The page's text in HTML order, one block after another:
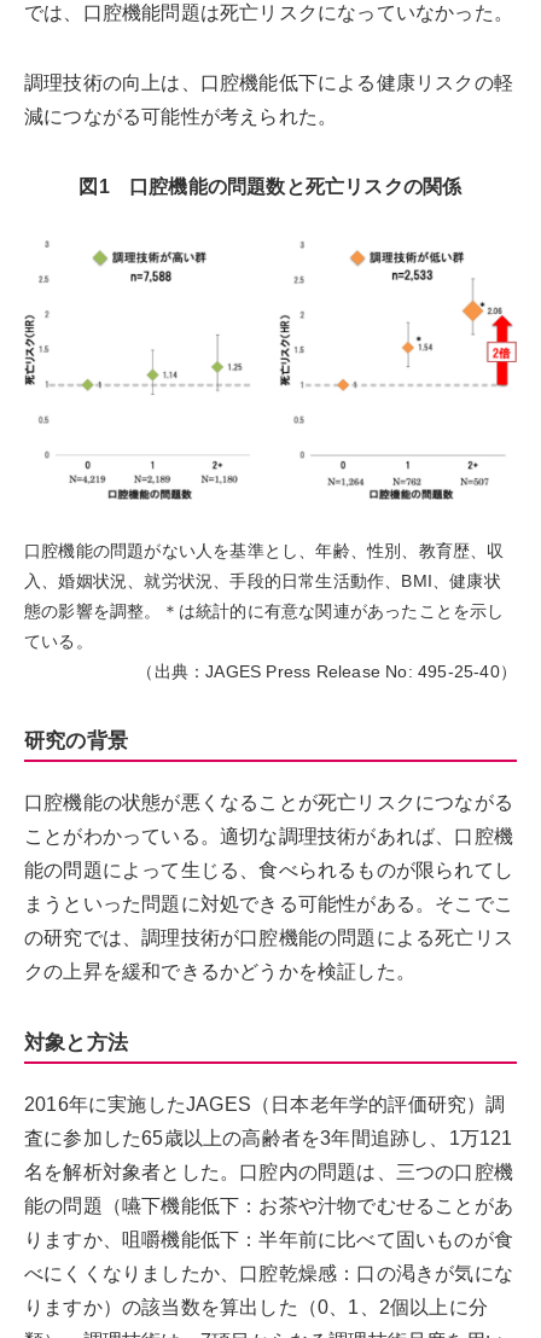
では、口腔機能問題は死亡リスクになっていなかった。
調理技術の向上は、口腔機能低下による健康リスクの軽
減につながる可能性が考えられた。
図1 口腔機能の問題数と死亡リスクの関係
口腔機能の問題がない人を基準とし、年齢、性別、教育歴、収
入、婚姻状況、就労状況、手段的日常生活動作、BMI、健康状
態の影響を調整。＊は統計的に有意な関連があったことを示し
ている。
（出典：JAGES Press Release No: 495-25-40）
研究の背景
口腔機能の状態が悪くなることが死亡リスクにつながる
ことがわかっている。適切な調理技術があれば、口腔機
能の問題によって生じる、食べられるものが限られてし
まうといった問題に対処できる可能性がある。そこでこ
の研究では、調理技術が口腔機能の問題による死亡リス
クの上昇を緩和できるかどうかを検証した。
対象と方法
2016年に実施したJAGES（日本老年学的評価研究）調
査に参加した65歳以上の高齢者を3年間追跡し、1万121
名を解析対象者とした。口腔内の問題は、三つの口腔機
能の問題（嚥下機能低下：お茶や汁物でむせることがあ
りますか、咀嚼機能低下：半年前に比べて固いものが食
べにくくなりましたか、口腔乾燥感：口の渇きが気にな
りますか）の該当数を算出した（0、1、2個以上に分